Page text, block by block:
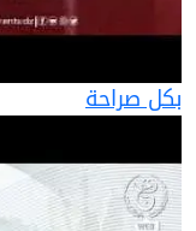
بكل صراحة